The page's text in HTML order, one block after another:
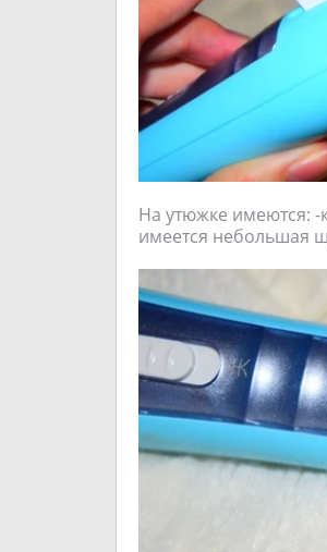
На утюжке имеются: -
имеется небольшая